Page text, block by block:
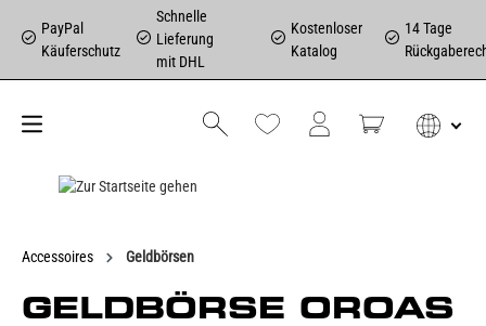
PayPal
Käuferschutz
Schnelle
Lieferung
mit DHL
Kostenloser
Katalog
14 Tage
Accessoires Geldbörsen
GELDBÖRSE OROAS